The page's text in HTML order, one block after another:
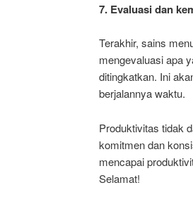
7. Evaluasi dan
Terakhir, sains
mengevaluasi apa
ditingkatkan. Ini
berjalannya waktu.
Produktivitas tidak
komitmen dan
mencapai
Selamat!